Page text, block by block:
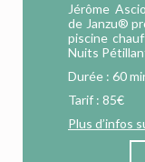
Jérôme
de Janzu®
piscine
Nuits
Durée : 60
Tarif : 85€
Plus d’infos